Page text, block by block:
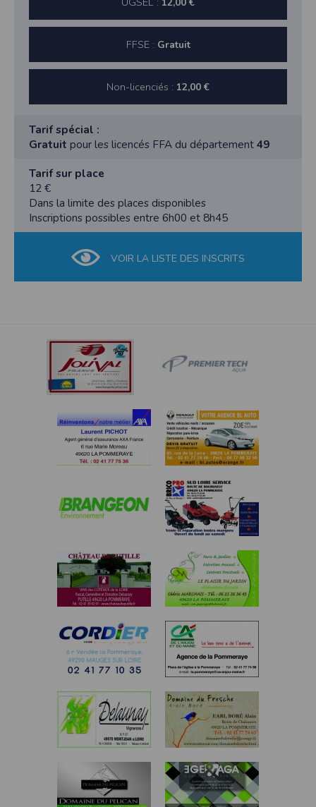
FFSE : Gratuit
Non-licenciés : 12,00 €
Tarif spécial :
Gratuit pour les licencés FFA du département49
Tarif sur place
12 €
Dans la limite des places disponibles
Inscriptions possibles entre 6h00 et 8h45
VOIR LA LISTE DES INSCRITS